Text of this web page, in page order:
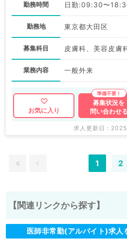
勤務時間 日勤:09:30〜
勤務地 東京都大田区
募集科目 皮膚科、美容皮膚
業務内容 一般外来
お気に入り
募集状況を
問い合わせる
求人更新日 :
1 2
【関連リンクから探す】
医師非常勤(アルバイト)求人